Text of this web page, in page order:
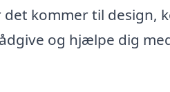
kommer til design,
og hjælpe dig